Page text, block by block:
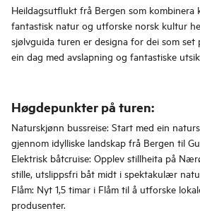
Heildagsutflukt frå Bergen som kombinera
fantastisk natur og utforske norsk kultur
sjølvguida turen er designa for dei som
ein dag med avslapning og fantastiske
Høgdepunkter på turen:
Naturskjønn bussreise: Start med ein
gjennom idylliske landskap frå Bergen til
Elektrisk båtcruise: Opplev stillheita på
stille, utslippsfri båt midt i spektakulær
Flåm: Nyt 1,5 timar i Flåm til å utforske
produsenter.